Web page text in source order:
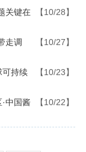
关键在
【10/28】
走调
【10/27】
可持续
【10/23】
中国酱
【10/22】